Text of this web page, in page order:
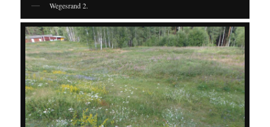
Wegesrand 2.